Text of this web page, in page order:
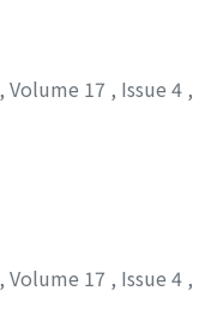
, Volume 17 , Issue 4 ,
, Volume 17 , Issue 4 ,